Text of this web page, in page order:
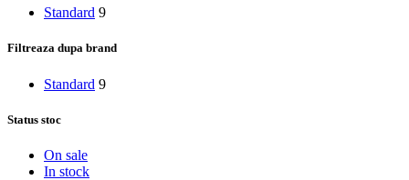
Standard 9
Filtreaza dupa brand
Standard 9
Status stoc
On sale
In stock